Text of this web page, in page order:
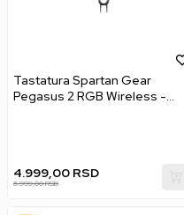
Tastatura Spartan Gear
Pegasus 2 RGB Wireless -
4.999,00 RSD
6.999,00 RSD